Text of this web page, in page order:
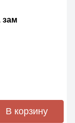
зам
В корзину